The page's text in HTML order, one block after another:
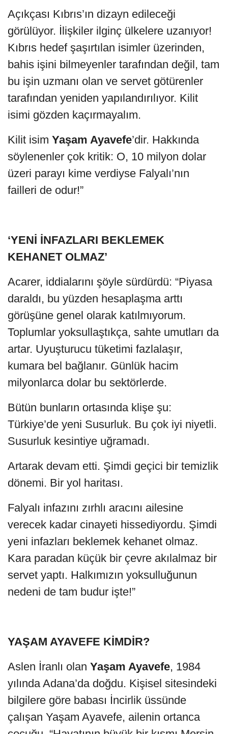
Açıkçası Kıbrıs’ın dizayn edileceği
görülüyor. İlişkiler ilginç ülkelere uzanıyor!
Kıbrıs hedef şaşırtılan isimler üzerinden,
bahis işini bilmeyenler tarafından değil, tam
bu işin uzmanı olan ve servet götürenler
tarafından yeniden yapılandırılıyor. Kilit
isimi gözden kaçırmayalım.
Kilit isim Yaşam Ayavefe’dir. Hakkında
söylenenler çok kritik: O, 10 milyon dolar
üzeri parayı kime verdiyse Falyalı’nın
failleri de odur!”
‘YENİ İNFAZLARI BEKLEMEK
KEHANET OLMAZ’
Acarer, iddialarını şöyle sürdürdü: “Piyasa
daraldı, bu yüzden hesaplaşma arttı
görüşüne genel olarak katılmıyorum.
Toplumlar yoksullaştıkça, sahte umutları da
artar. Uyuşturucu tüketimi fazlalaşır,
kumara bel bağlanır. Günlük hacim
milyonlarca dolar bu sektörlerde.
Bütün bunların ortasında klişe şu:
Türkiye’de yeni Susurluk. Bu çok iyi niyetli.
Susurluk kesintiye uğramadı.
Artarak devam etti. Şimdi geçici bir temizlik
dönemi. Bir yol haritası.
Falyalı infazını zırhlı aracını ailesine
verecek kadar cinayeti hissediyordu. Şimdi
yeni infazları beklemek kehanet olmaz.
Kara paradan küçük bir çevre akılalmaz bir
servet yaptı. Halkımızın yoksulluğunun
nedeni de tam budur işte!”
YAŞAM AYAVEFE KİMDİR?
Aslen İranlı olan Yaşam Ayavefe, 1984
yılında Adana’da doğdu. Kişisel sitesindeki
bilgilere göre babası İncirlik üssünde
çalışan Yaşam Ayavefe, ailenin ortanca